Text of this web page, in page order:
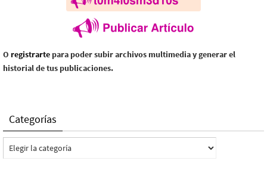
O registrarte para poder subir archivos multimedia y generar el
historial de tus publicaciones.
Categorías
Categorías